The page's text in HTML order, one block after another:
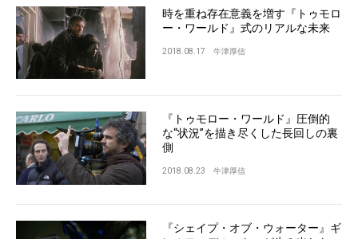
時を重ね存在意義を増す『トゥモロ
ー・ワールド』式のリアルな未来
2018.08.17 牛津厚信
『トゥモロー・ワールド』圧倒的
な“状況”を描き尽くした長回しの裏
側
2018.08.23 牛津厚信
『シェイプ・オブ・ウォーター』ギ